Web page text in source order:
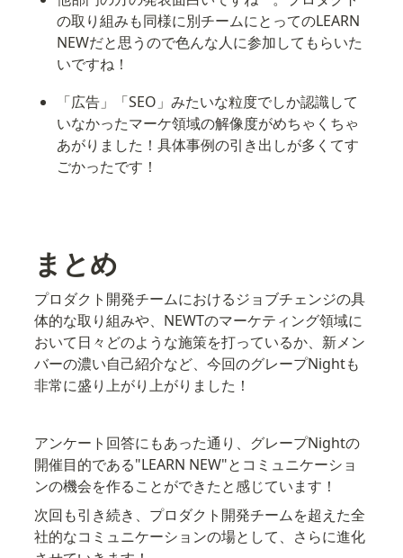
の取り組みも同様に別チームにとってのLEARN
NEWだと思うので色んな人に参加してもらいた
いですね！
「広告」「SEO」みたいな粒度でしか認識して
いなかったマーケ領域の解像度がめちゃくちゃ
あがりました！具体事例の引き出しが多くてす
ごかったです！
まとめ
プロダクト開発チームにおけるジョブチェンジの具
体的な取り組みや、NEWTのマーケティング領域に
おいて日々どのような施策を打っているか、新メン
バーの濃い自己紹介など、今回のグレープNightも
非常に盛り上がり上がりました！
アンケート回答にもあった通り、グレープNightの
開催目的である"LEARN NEW"とコミュニケーショ
ンの機会を作ることができたと感じています！
次回も引き続き、プロダクト開発チームを超えた全
社的なコミュニケーションの場として、さらに進化